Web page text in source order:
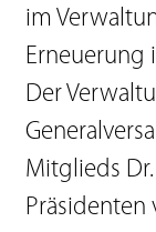
im
Erneuerung
Der
Mitglieds
Präsidenten